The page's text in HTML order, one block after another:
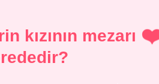
kızının mezarı